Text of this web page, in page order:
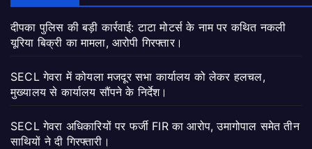
दीपका पुलिस की बड़ी कार्रवाई: टाटा मोटर्स के नाम पर कथित नकली
यूरिया बिक्री का मामला, आरोपी गिरफ्तार।
SECL गेवरा में कोयला मजदूर सभा कार्यालय को लेकर हलचल,
मुख्यालय से कार्यालय सौंपने के निर्देश।
SECL गेवरा अधिकारियों पर फर्जी FIR का आरोप, उमागोपाल समेत तीन
साथियों ने दी गिरफ्तारी।